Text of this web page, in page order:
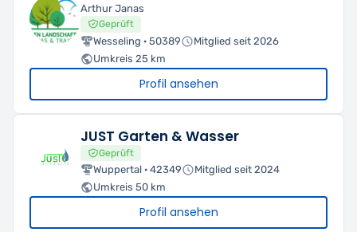
Arthur Janas
Geprüft
Wesseling · 50389
Mitglied seit 2026
Umkreis 25 km
Profil ansehen
JUST Garten & Wasser
Geprüft
Wuppertal · 42349
Mitglied seit 2024
Umkreis 50 km
Profil ansehen